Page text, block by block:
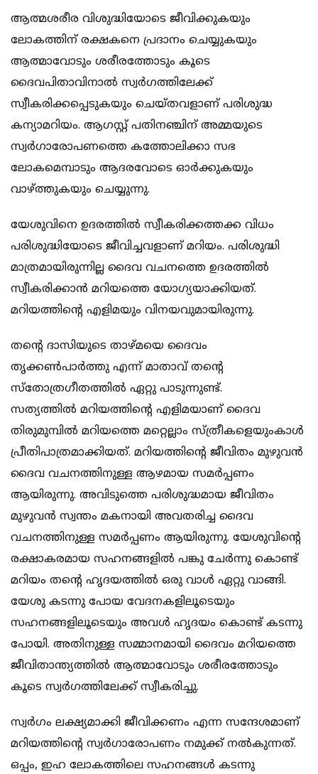
ആത്മശരീര വിശുദ്ധിയോടെ ജീവിക്കുകയും
ലോകത്തിന് രക്ഷകനെ പ്രദാനം ചെയ്യുകയും
ആത്മാവോടും ശരീരത്തോടും കൂടെ
ദൈവപിതാവിനാല്‍ സ്വര്‍ഗത്തിലേക്ക്
സ്വീകരിക്കപ്പെടുകയും ചെയ്തവളാണ് പരിശുദ്ധ
കന്യാമറിയം. ആഗസ്റ്റ് പതിനഞ്ചിന് അമ്മയുടെ
സ്വര്‍ഗാരോപണത്തെ കത്തോലിക്കാ സഭ
ലോകമെമ്പാടും ആദരവോടെ ഓര്‍ക്കുകയും
വാഴ്ത്തുകയും ചെയ്യുന്നു.
യേശുവിനെ ഉദരത്തില്‍ സ്വീകരിക്കത്തക്ക വിധം
പരിശുദ്ധിയോടെ ജീവിച്ചവളാണ് മറിയം. പരിശുദ്ധി
മാത്രമായിരുന്നില്ല ദൈവ വചനത്തെ ഉദരത്തില്‍
സ്വീകരിക്കാന്‍ മറിയത്തെ യോഗ്യയാക്കിയത്.
മറിയത്തിന്റെ എളിമയും വിനയവുമായിരുന്നു.
തന്റെ ദാസിയുടെ താഴ്മയെ ദൈവം
തൃക്കണ്‍പാര്‍ത്തു എന്ന് മാതാവ് തന്റെ
സ്‌തോത്രഗീതത്തില്‍ ഏറ്റു പാടുന്നുണ്ട്.
സത്യത്തില്‍ മറിയത്തിന്റെ എളിമയാണ് ദൈവ
തിരുമുമ്പില്‍ മറിയത്തെ മറ്റെല്ലാം സ്ത്രീകളെയുംകാള്‍
പ്രീതിപാത്രമാക്കിയത്. മറിയത്തിന്റെ ജീവിതം മുഴുവന്‍
ദൈവ വചനത്തിനുള്ള ആഴമായ സമര്‍പ്പണം
ആയിരുന്നു. അവിടുത്തെ പരിശുദ്ധമായ ജീവിതം
മുഴുവന്‍ സ്വന്തം മകനായി അവതരിച്ച ദൈവ
വചനത്തിനുള്ള സമര്‍പ്പണം ആയിരുന്നു. യേശുവിന്റെ
രക്ഷാകരമായ സഹനങ്ങളില്‍ പങ്കു ചേര്‍ന്നു കൊണ്ട്
മറിയം തന്റെ ഹൃദയത്തില്‍ ഒരു വാള്‍ ഏറ്റു വാങ്ങി.
യേശു കടന്നു പോയ വേദനകളിലൂടെയും
സഹനങ്ങളിലൂടെയും അവള്‍ ഹൃദയം കൊണ്ട് കടന്നു
പോയി. അതിനുള്ള സമ്മാനമായി ദൈവം മറിയത്തെ
ജീവിതാന്ത്യത്തില്‍ ആത്മാവോടും ശരീരത്തോടും
കൂടെ സ്വര്‍ഗത്തിലേക്ക് സ്വീകരിച്ചു.
സ്വര്‍ഗം ലക്ഷ്യമാക്കി ജീവിക്കണം എന്ന സന്ദേശമാണ്
മറിയത്തിന്റെ സ്വര്‍ഗാരോപണം നമുക്ക് നല്‍കുന്നത്.
ഒപ്പം, ഇഹ ലോകത്തിലെ സഹനങ്ങള്‍ കടന്നു